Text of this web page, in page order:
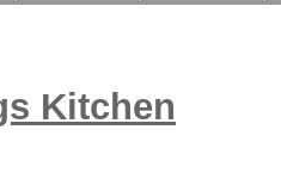
Kitchen